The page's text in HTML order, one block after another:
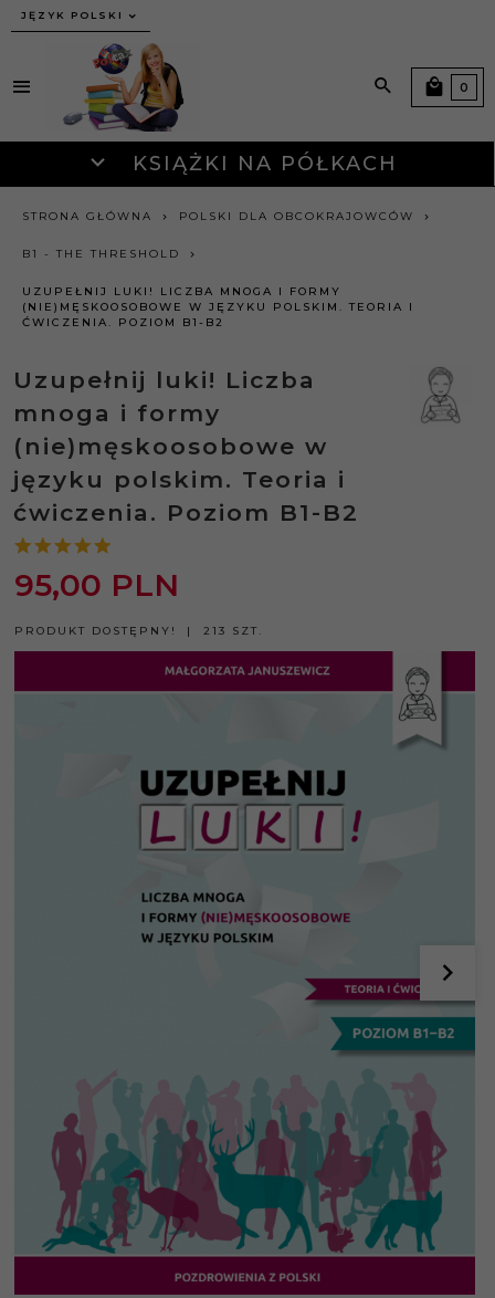
JĘZYK POLSKI
KSIĄŻKI NA PÓŁKACH
0
STRONA GŁÓWNA POLSKI DLA OBCOKRAJOWCÓW
B1 - THE THRESHOLD
UZUPEŁNIJ LUKI! LICZBA MNOGA I FORMY
(NIE)MĘSKOOSOBOWE W JĘZYKU POLSKIM. TEORIA I
ĆWICZENIA. POZIOM B1-B2
Uzupełnij luki! Liczba
mnoga i formy
(nie)męskoosobowe w
języku polskim. Teoria i
ćwiczenia. Poziom B1-B2
95,00 PLN
PRODUKT DOSTĘPNY! 213 SZT.